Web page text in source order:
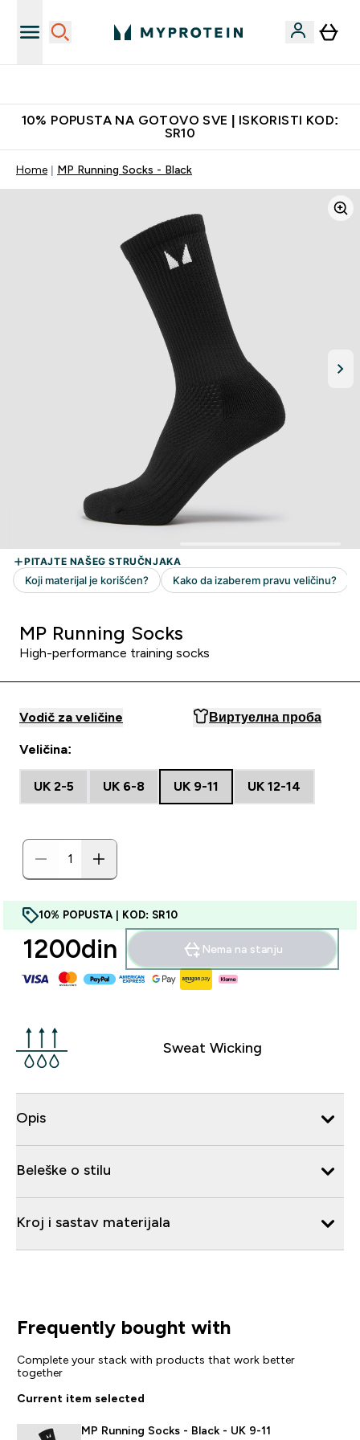
10% POPUSTA NA GOTOVO SVE | ISKORISTI KOD:
SR10
Home MP Running Socks - Black
MP Running Socks
High-performance training socks
Vodič za veličine Виртуелна проба
Veličina:
UK 2-5 UK 6-8 UK 9-11 UK 12-14
10% POPUSTA | KOD: SR10
1200din‎ Nema na stanju
Sweat Wicking
Opis
Beleške o stilu
Kroj i sastav materijala
Frequently bought with
Complete your stack with products that work better
together
Current item selected
MP Running Socks - Black - UK 9-11